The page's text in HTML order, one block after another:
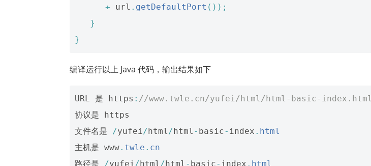
+
url . getDefaultPort ());
}
}
编译运行以上 Java 代码，输出结果如下
URL 是 https : //www.twle.cn/yufei/html/html-basic-index.html
协议是
https
文件名是
/yufei /html /html - basic- index . html
主机是 www. twle . cn
路径是
/yufei /html /html - basic- index . html